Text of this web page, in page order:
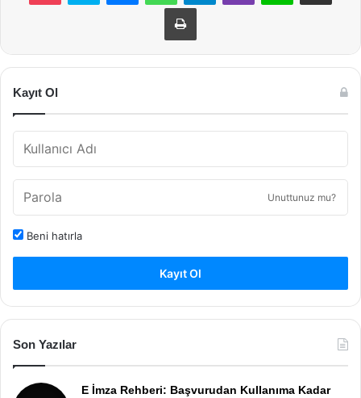
Yazdır
Kayıt Ol
Unuttunuz mu?
Beni hatırla
Kayıt Ol
Son Yazılar
E İmza Rehberi: Başvurudan Kullanıma Kadar